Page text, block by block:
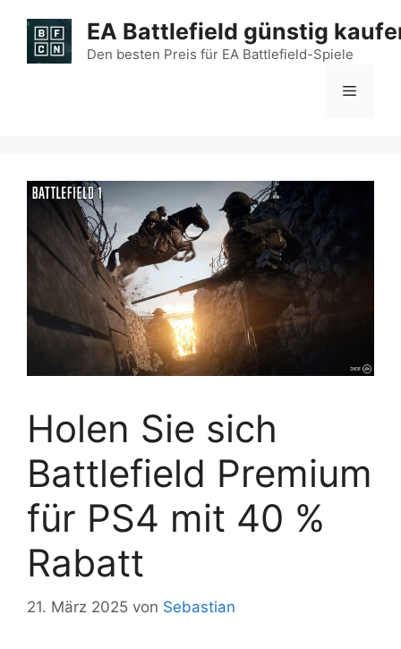
Inhalt
springen
EA Battlefield günstig
Den besten Preis für EA Battlefield-Spiele
Menü
Holen Sie sich
Battlefield Premium
für PS4 mit 40 %
Rabatt
21. März 2025 von Sebastian